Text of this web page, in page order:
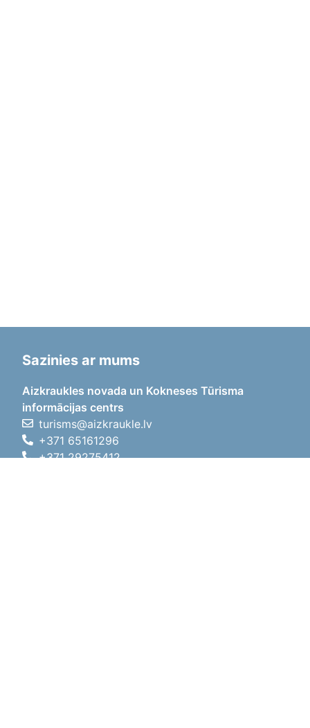
Sazinies ar mums
Aizkraukles novada un Kokneses Tūrisma
informācijas centrs
turisms@aizkraukle.lv
+371 65161296
+371 29275412